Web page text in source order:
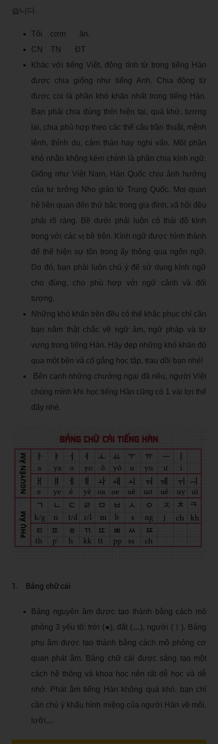
습니다.
Tôi cơm ăn.
CN TN ĐT
Khác với tiếng Việt, động tính từ trong tiếng Hàn
được chia giống như tiếng Anh. Chia động từ
được coi là phần khó khăn nhất trong tiếng Hàn.
Bạn phải chia đúng thời hiện tại, quá khứ, tương
lai, chia phù hợp theo các thể câu trần thuật, mệnh
lệnh, thỉnh dụ, cảm thán hay nghi vấn. Một phần
khó nhằn không kém chính là phần chia kính ngữ.
Giống như Việt Nam, Hàn Quốc chịu ảnh hưởng
của tư tưởng Nho giáo từ Trung Quốc. Mọi quan
hệ liên quan đến thứ bậc trong gia đình, xã hội đều
phải rõ ràng. Bề dưới phải luôn có thái độ kính
trọng với các vị bề trên. Kính ngữ được hình thành
để thể hiện sự tôn trọng ấy thông qua ngôn ngữ.
Do đó, bạn phải luôn chú ý để sử dụng kính ngữ
cho đúng, cho phù hợp với ngữ cảnh và đối
tượng.
Những khó khăn trên đều có thể khắc phục chỉ cần
bạn nắm thật chắc về ngữ âm, ngữ pháp và từ
vựng trong tiếng Hàn. Hãy dẹp những khó khăn đó
qua một bên và cố gắng học tập, trau dồi bạn nhé!
Bên cạnh những chướng ngại đã nêu, người Việt
chúng mình khi học tiếng Hàn cũng có 1 vài lợi thế
đấy nhé.
1. Bảng chữ cái
Bảng nguyên âm được tạo thành bằng cách mô
phỏng 3 yếu tố: trời (●), đất (ㅡ), người (ㅣ). Bảng
phụ âm được tạo thành bằng cách mô phỏng cơ
quan phát âm. Bảng chữ cái được sáng tạo một
cách hệ thống và khoa học nên rất dễ học và dễ
nhớ. Phát âm tiếng Hàn không quá khó, bạn chỉ
cần chú ý khẩu hình miệng của người Hàn về môi,
lưỡi,...